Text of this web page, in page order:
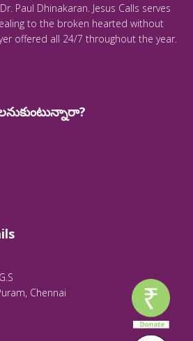
Paul Dhinakaran. Jesus Calls serves
to the broken hearted without
offered all 24/7 throughout the year.
Chennai